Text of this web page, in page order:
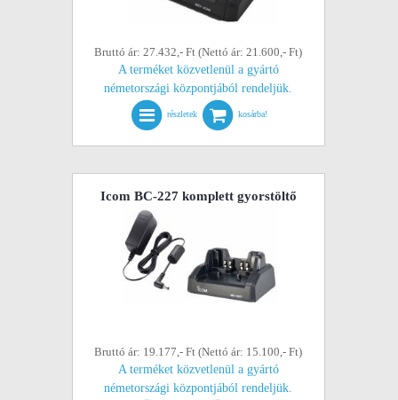
Bruttó ár: 27.432,- Ft (Nettó ár: 21.600,- Ft)
A terméket közvetlenül a gyártó
németországi központjából rendeljük.
részletek kosárba!
Icom BC-227 komplett gyorstöltő
Bruttó ár: 19.177,- Ft (Nettó ár: 15.100,- Ft)
A terméket közvetlenül a gyártó
németországi központjából rendeljük.